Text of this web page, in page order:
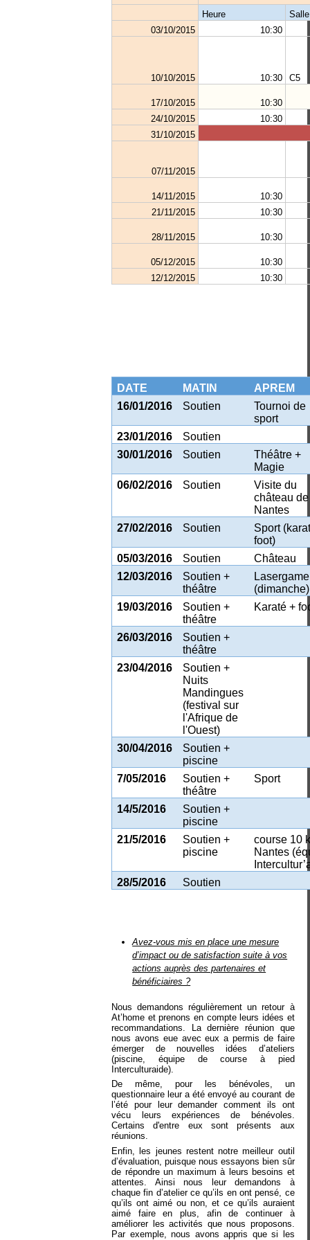
Heure
Salle
03/10/2015
10:30
10/10/2015 10:30 C5
17/10/2015
10:30
24/10/2015
10:30
31/10/2015
07/11/2015
14/11/2015
10:30
21/11/2015
10:30
28/11/2015 10:30
05/12/2015
10:30
12/12/2015
10:30
DATE MATIN
APREM
16/01/2016
Soutien
Tournoi de
sport
23/01/2016
Soutien
30/01/2016
Soutien
Théâtre +
Magie
06/02/2016
Soutien
Visite du
château de
Nantes
27/02/2016
Soutien
Sport
foot)
05/03/2016
Soutien
Château
12/03/2016
Soutien +
théâtre
Lasergame
(dimanche)
19/03/2016
Soutien +
théâtre
Karaté +
26/03/2016
Soutien +
théâtre
23/04/2016
Soutien +
Nuits
Mandingues
(festival sur
l'Afrique de
l'Ouest)
30/04/2016
Soutien +
piscine
7/05/2016
Soutien +
théâtre
Sport
14/5/2016
Soutien +
piscine
21/5/2016
Soutien +
piscine
course 10
Nantes
28/5/2016
Soutien
Avez-vous mis en place une mesure
d’impact ou de satisfaction suite à vos
actions auprès des partenaires et
bénéficiaires ?
Nous demandons régulièrement un retour à
At’home et prenons en compte leurs idées et
recommandations. La dernière réunion que
nous avons eue avec eux a permis de faire
émerger de nouvelles idées d’ateliers
(piscine, équipe de course à pied
Interculturaide).
De même, pour les bénévoles, un
questionnaire leur a été envoyé au courant de
l’été pour leur demander comment ils ont
vécu leurs expériences de bénévoles.
Certains d'entre eux sont présents aux
réunions.
Enfin, les jeunes restent notre meilleur outil
d’évaluation, puisque nous essayons bien sûr
de répondre un maximum à leurs besoins et
attentes. Ainsi nous leur demandons à
chaque fin d’atelier ce qu’ils en ont pensé, ce
qu’ils ont aimé ou non, et ce qu’ils auraient
aimé faire en plus, afin de continuer à
améliorer les activités que nous proposons.
Par exemple, nous avons appris que si les